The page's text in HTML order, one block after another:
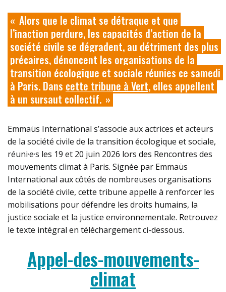
Alors que le climat se détraque et que
l’inaction perdure, les capacités d’action de la
société civile se dégradent, au détriment des plus
précaires, dénoncent les organisations de la
transition écologique et sociale réunies ce samedi
à Paris. Dans cette tribune à Vert, elles appellent
à un sursaut collectif.
Emmaüs International s’associe aux actrices et acteurs
de la société civile de la transition écologique et sociale,
réuni·e·s les 19 et 20 juin 2026 lors des Rencontres des
mouvements climat à Paris. Signée par Emmaüs
International aux côtés de nombreuses organisations
de la société civile, cette tribune appelle à renforcer les
mobilisations pour défendre les droits humains, la
justice sociale et la justice environnementale. Retrouvez
le texte intégral en téléchargement ci-dessous.
Appel-des-mouvements-
climat